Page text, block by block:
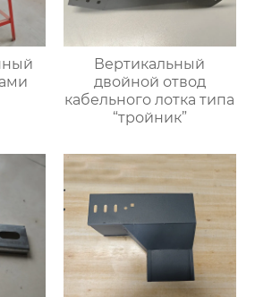
Вертикальный
двойной отвод
кабельного лотка типа
“тройник”